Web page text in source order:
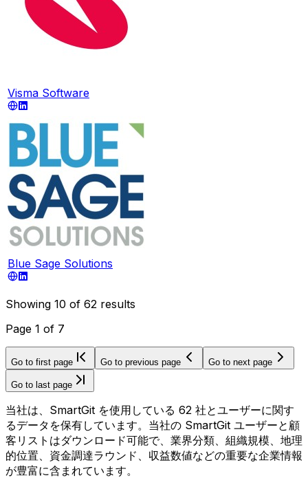
Visma Software
Blue Sage Solutions
Showing 10 of 62 results
Page 1 of 7
Go to first page Go to previous page Go to next page
Go to last page
当社は、SmartGit を使用している 62 社とユーザーに関す
るデータを保有しています。当社の SmartGit ユーザーと顧
客リストはダウンロード可能で、業界分類、組織規模、地理
的位置、資金調達ラウンド、収益数値などの重要な企業情報
が豊富に含まれています。